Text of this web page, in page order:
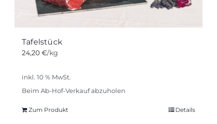
Tafelstück
24,20 €/kg
inkl. 10 % MwSt.
Beim Ab-Hof-Verkauf abzuholen
Zum Produkt Details